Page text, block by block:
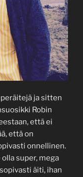
ja sitten
Robin
että ei
että on
onnellinen.
super, mega
äiti, ihan